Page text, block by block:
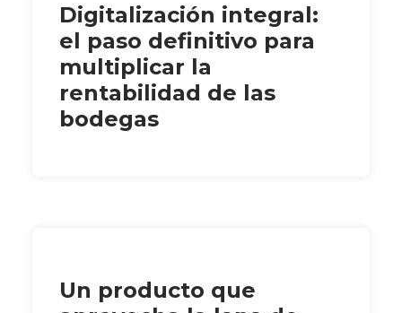
Digitalización integral:
el paso definitivo para
multiplicar la
rentabilidad de las
bodegas
Un producto que